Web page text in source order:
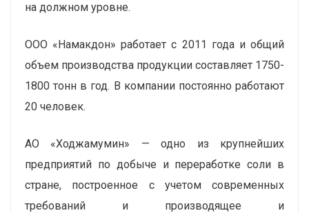
на должном уровне.
ООО «Намакдон» работает с 2011 года и общий
объем производства продукции составляет 1750-
1800 тонн в год. В компании постоянно работают
20 человек.
АО «Ходжамумин» — одно из крупнейших
предприятий по добыче и переработке соли в
стране, построенное с учетом современных
требований и производящее и